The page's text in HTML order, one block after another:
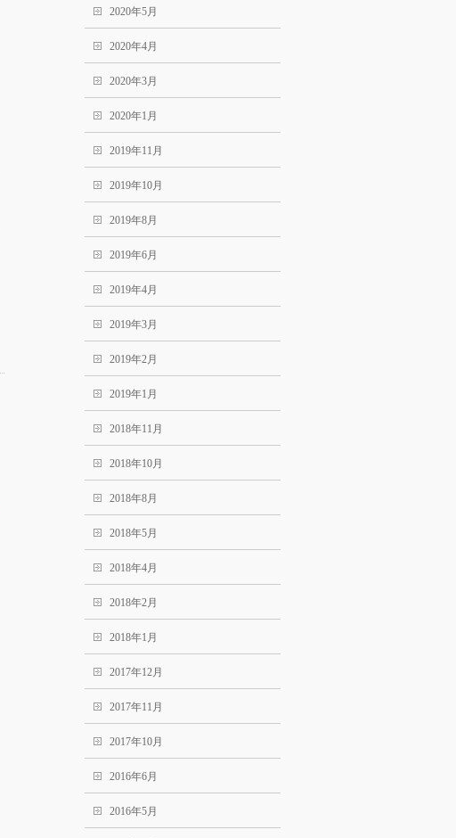
2020年5月
2020年4月
2020年3月
2020年1月
2019年11月
2019年10月
2019年8月
2019年6月
2019年4月
2019年3月
2019年2月
2019年1月
2018年11月
2018年10月
2018年8月
2018年5月
2018年4月
2018年2月
2018年1月
2017年12月
2017年11月
2017年10月
2016年6月
2016年5月